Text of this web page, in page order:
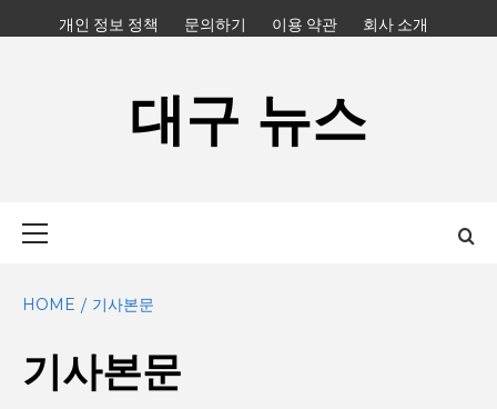
to
개인 정보 정책 문의하기 이용 약관 회사 소개
대구 뉴스
HOME 기사본문
기사본문